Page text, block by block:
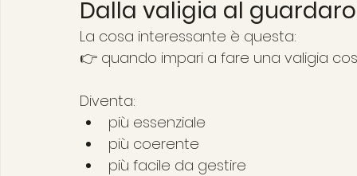
Dalla valigia al
La cosa interessante è questa:
👉 quando impari a fare una valigia
Diventa:
più essenziale
più coerente
più facile da gestire